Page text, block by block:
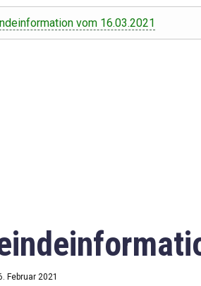
vom 16.03.2021
Februar 2021